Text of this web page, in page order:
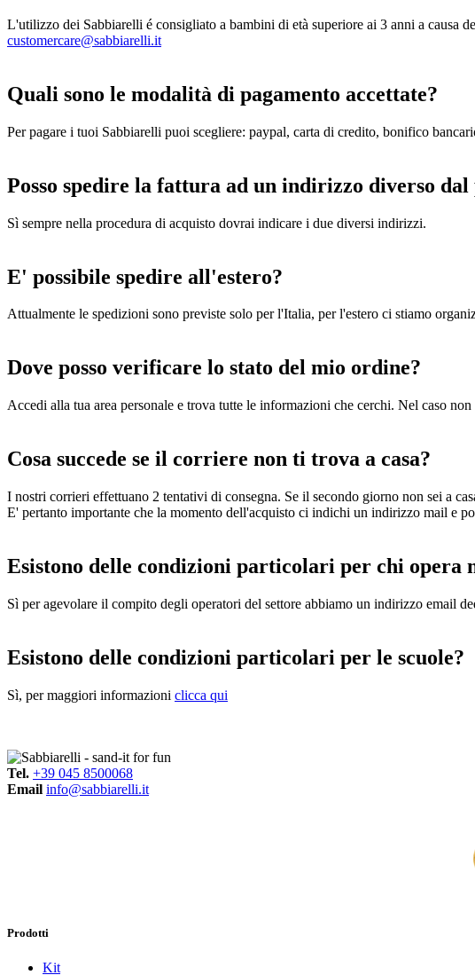
L'utilizzo dei Sabbiarelli é consigliato a bambini di età superiore ai 3 anni a causa
customercare@sabbiarelli.it
Quali sono le modalità di pagamento accettate?
Per pagare i tuoi Sabbiarelli puoi scegliere: paypal, carta di credito, bonifico
Posso spedire la fattura ad un indirizzo diverso dal
Sì sempre nella procedura di acquisto dovrai indicare i due diversi indirizzi.
E' possibile spedire all'estero?
Attualmente le spedizioni sono previste solo per l'Italia, per l'estero ci stiamo
Dove posso verificare lo stato del mio ordine?
Accedi alla tua area personale e trova tutte le informazioni che cerchi. Nel caso
Cosa succede se il corriere non ti trova a casa?
I nostri corrieri effettuano 2 tentativi di consegna. Se il secondo giorno non sei a
E' pertanto importante che la momento dell'acquisto ci indichi un indirizzo mail e
Esistono delle condizioni particolari per chi opera
Sì per agevolare il compito degli operatori del settore abbiamo un indirizzo email
Esistono delle condizioni particolari per le scuole?
Sì, per maggiori informazioni clicca qui
Tel. +39 045 8500068
Email info@sabbiarelli.it
Prodotti
Kit